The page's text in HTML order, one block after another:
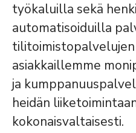
työkaluilla sekä
automatisoiduilla
asiakkaillemme
ja
heidän
kokonaisvaltaisesti.